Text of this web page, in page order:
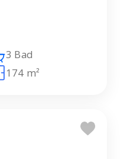
3 Bad
174 m²